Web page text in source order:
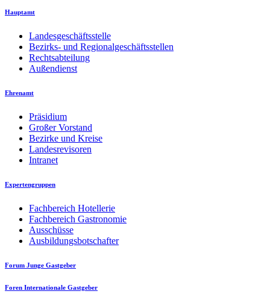
Hauptamt
Landesgeschäftsstelle
Bezirks- und Regionalgeschäftsstellen
Rechtsabteilung
Außendienst
Ehrenamt
Präsidium
Großer Vorstand
Bezirke und Kreise
Landesrevisoren
Intranet
Expertengruppen
Fachbereich Hotellerie
Fachbereich Gastronomie
Ausschüsse
Ausbildungsbotschafter
Forum Junge Gastgeber
Foren Internationale Gastgeber